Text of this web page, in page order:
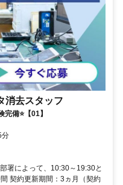
消去スタッフ
備⭐【01】
分
署によって、10:30～19:30と
契約更新期間：3ヵ月（契約